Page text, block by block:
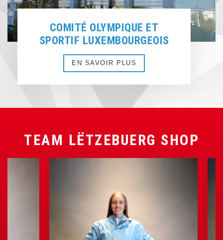
COMITÉ OLYMPIQUE ET
SPORTIF LUXEMBOURGEOIS
EN SAVOIR PLUS
TEAM LËTZEBUERG SHOP